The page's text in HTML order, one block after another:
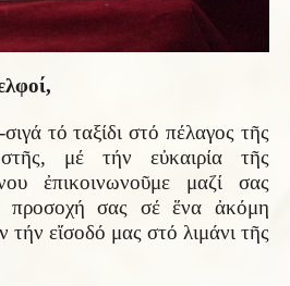
τό ταξίδι στό πέλαγος τῆς
μέ τήν εὐκαιρία τῆς
ἐπικοινωνοῦμε μαζί σας
προσοχή σας σέ ἕνα ἀκόμη
εἴσοδό μας στό λιμάνι τῆς